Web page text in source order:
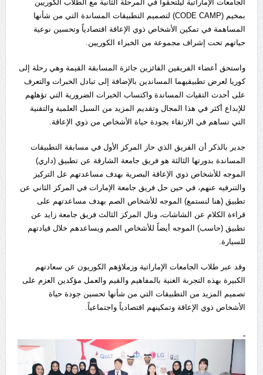
الجامعات الإماراتية ليلتحقوا في المرحلة الثانية مع الطلاب الكوريين
بمخيم (CODE CAMP) لتصميم التطبيقات المساندة التي من شأنها
المساهمة في تمكين الأشخاص ذوي الإعاقة اقتصادياً وتحسين نوعية
حياتهم تحت إشراف مجموعة من الخبراء الكوريين.
واستحق أعضاء الفريقين الفائزين جائزة المسابقة القيمة وهي رحلة إلى
كوريا لعرض تطبيقيهما المساندين بالإضافة إلى تبادل الخبرات والتعرف
على أحدث التقيات المساندة واكتساب الخبرات الضرورية التي تؤهلهم
للإبداع أكثر في هذا المجال وتقديم المزيد من السبل العلمية والتقنية
التي تساهم في الارتقاء بجودة حياة الأشخاص من ذوي الإعاقة.
جدير بالذكر أن الفريق الذي حاز المركز الأول في مسابقة التطبيقات
المساندة بدورتها الثالثة هو فريق جامعة الشارقة عن تطبيق (داري)
الموجه للأشخاص ذوي الإعاقة البصرية بهدف مساعدتهم عل التركيز
والتنرفيه عنهم، في حين حل فريق جامعة الإمارات في المركز الثاني عن
تطبيق (هنا لنستمع) الموجه للأشخاص الصم بهدف مساعدتهم على
قراءة الكلام عن الشاشات، ونال المركز الثالث فريق جامعة زايد عن
تطبيق (حاسب) الموجه أيضاً للأشخاص الصم ويساعدهم خلال قيادتهم
للسيارة.
وقد عبر طلاب الجامعات الإماراتية وزملاؤهم الكوريون عن سعادتهم
الكبيرة بهذه التجربة الغنية بالمفاهيم والقيم والعمل مؤكدين العزم على
تصميم المزيد من التطبيقات التي من شأنها تحسين جودة حياة
الأشخاص ذوي الإعاقة وتمكينهم اقتصادياً واجتماعياً.